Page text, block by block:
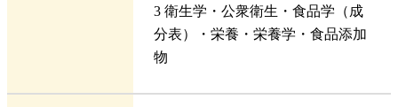
3 衛生学・公衆衛生・食品学（成
分表）・栄養・栄養学・食品添加
物